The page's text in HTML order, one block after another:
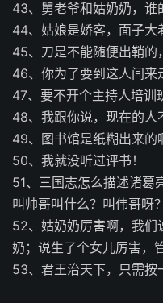
43、舅老爷和姑奶奶，谁
44、姑娘是娇客，面子大
45、刀是不能随便出鞘的
46、你为了要到这人间来
47、要不开个主持人培训
48、我跟你说，现在的人
49、图书馆是纸糊出来的
50、我就没听过评书！
51、三国志怎么描述诸葛
叫帅哥叫什么？叫伟哥呀？
52、姑奶奶厉害啊，我们
奶；说生了个女儿厉害，
53、君王治天下，只需按